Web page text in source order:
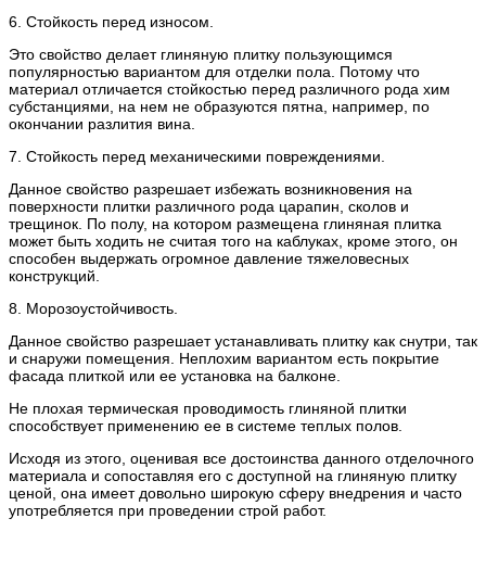
6. Стойкость перед износом.
Это свойство делает глиняную плитку пользующимся
популярностью вариантом для отделки пола. Потому что
материал отличается стойкостью перед различного рода хим
субстанциями, на нем не образуются пятна, например, по
окончании разлития вина.
7. Стойкость перед механическими повреждениями.
Данное свойство разрешает избежать возникновения на
поверхности плитки различного рода царапин, сколов и
трещинок. По полу, на котором размещена глиняная плитка
может быть ходить не считая того на каблуках, кроме этого, он
способен выдержать огромное давление тяжеловесных
конструкций.
8. Морозоустойчивость.
Данное свойство разрешает устанавливать плитку как снутри, так
и снаружи помещения. Неплохим вариантом есть покрытие
фасада плиткой или ее установка на балконе.
Не плохая термическая проводимость глиняной плитки
способствует применению ее в системе теплых полов.
Исходя из этого, оценивая все достоинства данного отделочного
материала и сопоставляя его с доступной на глиняную плитку
ценой, она имеет довольно широкую сферу внедрения и часто
употребляется при проведении строй работ.